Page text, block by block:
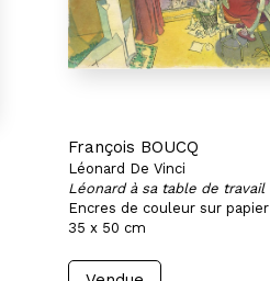
François BOUCQ
Léonard De Vinci
Léonard à sa table de travail
Encres de couleur sur papier
35 x 50 cm